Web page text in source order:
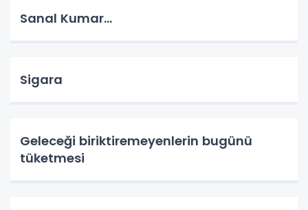
Sanal Kumar…
Sigara
Geleceği biriktiremeyenlerin bugünü
tüketmesi